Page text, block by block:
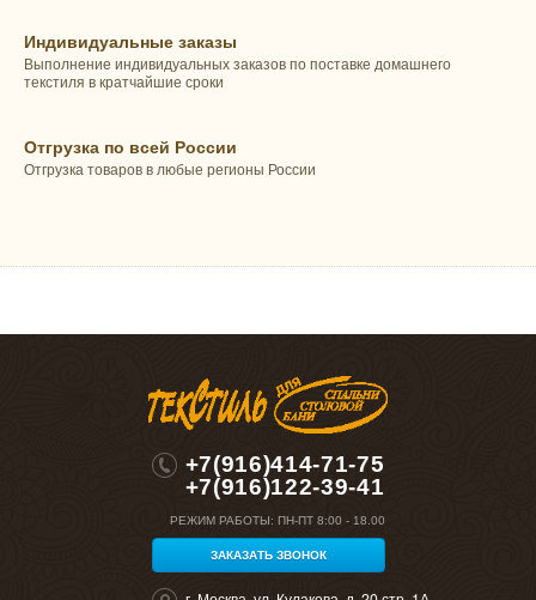
Индивидуальные заказы
Выполнение индивидуальных заказов по поставке домашнего
текстиля в кратчайшие сроки
Отгрузка по всей России
Отгрузка товаров в любые регионы России
+7(916)414-71-75
+7(916)122-39-41
РЕЖИМ РАБОТЫ: ПН-ПТ 8:00 - 18.00
ЗАКАЗАТЬ ЗВОНОК